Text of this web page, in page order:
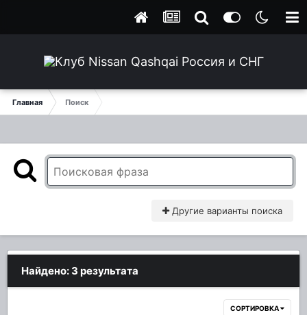
Главная Поиск
Другие варианты поиска
Найдено: 3 результата
СОРТИРОВКА